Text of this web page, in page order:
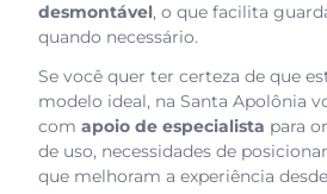
desmontável, o que facilita
quando necessário.
Se você quer ter certeza de que
modelo ideal, na Santa Apolônia
com apoio de especialista para
de uso, necessidades de
que melhoram a experiência